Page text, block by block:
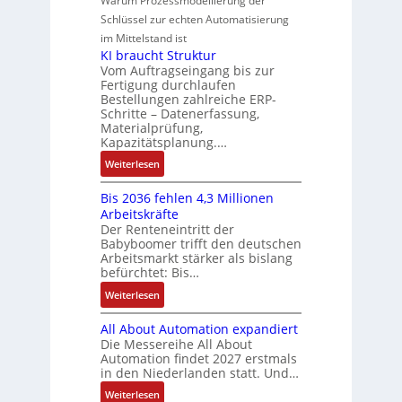
g
M
o
e
n
a
u
f
n
a
h
m
e
,
g
p
ä
g
t
d
k
F
a
n
u
c
C
N
C
-
y
s
e
m
e
e
s
c
h
ä
f
t
s
f
ü
h
r
e
r
z
u
m
V
o
r
s
t
y
s
t
è
m
e
s
:
Q
2
-
E
r
g
e
b
n
i
s
s
e
b
e
s
r
V
e
r
t
r
i
e
b
s
-
u
n
d
M
a
e
t
Schlüssel zur echten Automatisierung
im Mittelstand ist
KI braucht Struktur
Vom Auftragseingang bis zur
Fertigung durchlaufen
Bestellungen zahlreiche ERP-
Schritte – Datenerfassung,
Materialprüfung,
Kapazitätsplanung.…
Weiterlesen:
K
I
b
r
a
u
c
h
t
S
t
r
u
Bis 2036 fehlen 4,3 Millionen
Arbeitskräfte
Der Renteneintritt der
Babyboomer trifft den deutschen
Arbeitsmarkt stärker als bislang
befürchtet: Bis…
Weiterlesen:
B
i
s
2
0
3
All About Automation expandiert
Die Messereihe All About
Automation findet 2027 erstmals
in den Niederlanden statt. Und…
Weiterlesen: